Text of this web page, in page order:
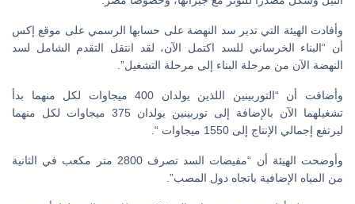
وأفادت الهيئة التي تدير سد النهضة على حسابها الرسمي على موقع إكس
أن “البناء الخرساني للسد اكتمل الآن، لقد انتقل التقدم الشامل لسد
النهضة الآن من مرحلة البناء إلى مرحلة التشغيل”.
وأضافت أن “التوربينين اللذين يولدان 400 ميجاوات لكل منهما بدأ
تشغيلهما الآن بالإضافة إلى توربينين يولدان 375 ميجاوات لكل منهما
ليرتفع إجمالي الإنتاج إلى 1550 ميجاوات “.
وأوضحت الهيئة أن “مفيضات السد تصرف 2800 متر مكعب في الثانية
من المياه الإضافية باتجاه دول المصب”.